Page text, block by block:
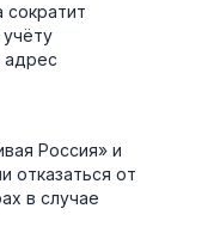
адрес
Россия» и
отказаться от
в случае